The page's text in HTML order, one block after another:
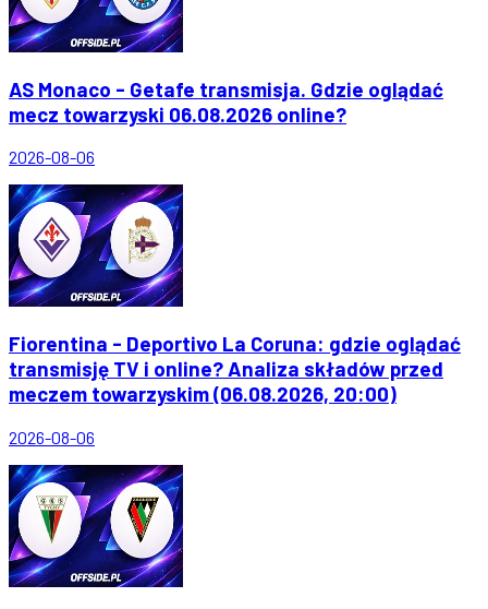
AS Monaco - Getafe transmisja. Gdzie oglądać
mecz towarzyski 06.08.2026 online?
2026-08-06
Fiorentina - Deportivo La Coruna: gdzie oglądać
transmisję TV i online? Analiza składów przed
meczem towarzyskim (06.08.2026, 20:00)
2026-08-06